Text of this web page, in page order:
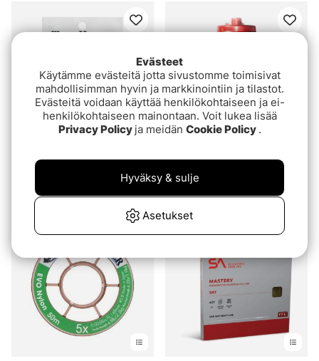
Trout Hunter RH Finesse
€5.90
Trout Hunter Tippet Post
- Red
€21.90
Evästeet
Käytämme evästeitä jotta sivustomme toimisivat
mahdollisimman hyvin ja markkinointiin ja tilastot.
Evästeitä voidaan käyttää henkilökohtaiseen ja ei-
henkilökohtaiseen mainontaan. Voit lukea lisää
Privacy Policy ja meidän Cookie Policy .
Asetukset
Hyväksy & sulje